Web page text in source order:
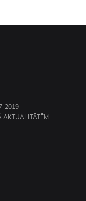
2019
AKTUALITĀTĒM